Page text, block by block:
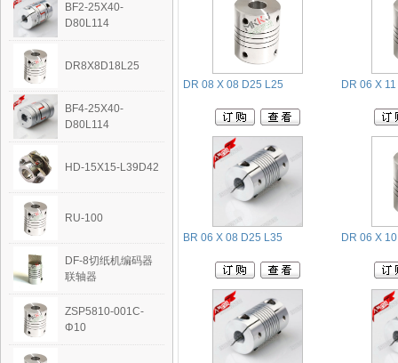
BF2-25X40-
D80L114
DR8X8D18L25
BF4-25X40-
D80L114
HD-15X15-L39D42
RU-100
DF-8切纸机编码器
联轴器
ZSP5810-001C-
Φ10
DR 08 X 08 D25 L25 DR 06 X
BR 06 X 08 D25 L35 DR 06 X